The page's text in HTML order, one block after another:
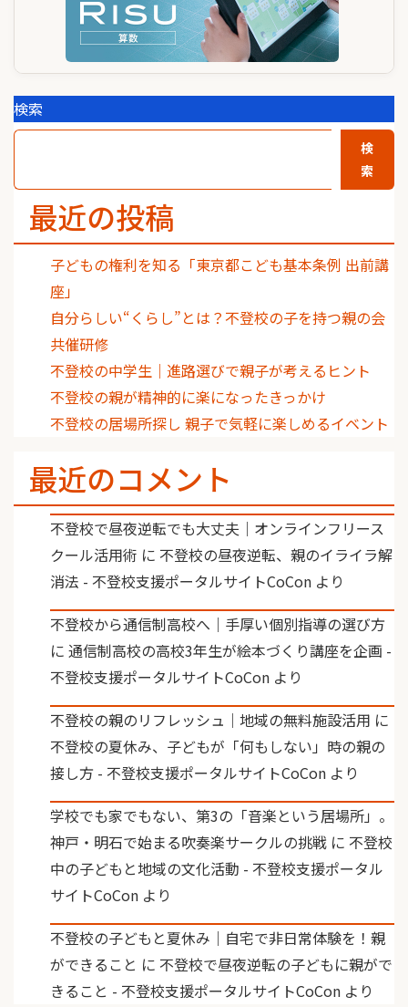
検索
検
索
最近の投稿
子どもの権利を知る「東京都こども基本条例 出前講
座」
自分らしい“くらし”とは？不登校の子を持つ親の会
共催研修
不登校の中学生｜進路選びで親子が考えるヒント
不登校の親が精神的に楽になったきっかけ
不登校の居場所探し 親子で気軽に楽しめるイベント
最近のコメント
不登校で昼夜逆転でも大丈夫｜オンラインフリース
クール活用術 に 不登校の昼夜逆転、親のイライラ解
消法 - 不登校支援ポータルサイトCoCon より
不登校から通信制高校へ｜手厚い個別指導の選び方
に 通信制高校の高校3年生が絵本づくり講座を企画 -
不登校支援ポータルサイトCoCon より
不登校の親のリフレッシュ｜地域の無料施設活用 に
不登校の夏休み、子どもが「何もしない」時の親の
接し方 - 不登校支援ポータルサイトCoCon より
学校でも家でもない、第3の「音楽という居場所」。
神戸・明石で始まる吹奏楽サークルの挑戦 に 不登校
中の子どもと地域の文化活動 - 不登校支援ポータル
サイトCoCon より
不登校の子どもと夏休み｜自宅で非日常体験を！親
ができること に 不登校で昼夜逆転の子どもに親がで
きること - 不登校支援ポータルサイトCoCon より